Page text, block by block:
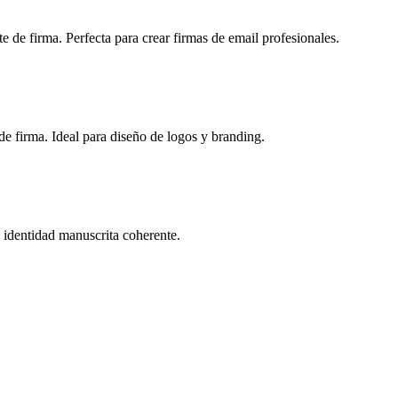
de firma. Perfecta para crear firmas de email profesionales.
firma. Ideal para diseño de logos y branding.
manuscrita coherente.